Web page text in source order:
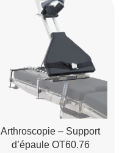
Arthroscopie – Support
d’épaule OT60.76